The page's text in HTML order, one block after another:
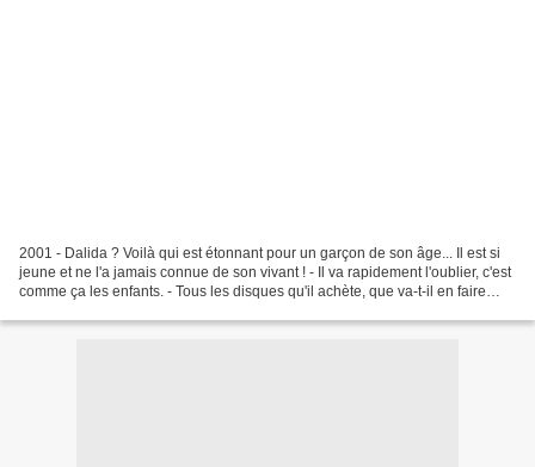
2001 - Dalida ? Voilà qui est étonnant pour un garçon de son âge... Il est si
jeune et ne l'a jamais connue de son vivant ! - Il va rapidement l'oublier, c'est
comme ça les enfants. - Tous les disques qu'il achète, que va-t-il en faire